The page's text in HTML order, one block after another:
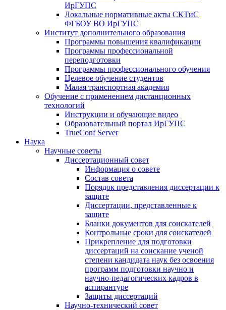
ИрГУПС
Локальные нормативные акты СКТиС
ФГБОУ ВО ИрГУПС
Институт дополнительного образования
Программы повышения квалификации
Программы профессиональной
переподготовки
Программы профессионального обучения
Целевое обучение студентов
Малая транспортная академия
Обучение с применением дистанционных
технологий
Инструкции и обучающие видео
Образовательный портал ИрГУПС
TrueConf Server
Наука
Научные советы
Диссертационный совет
Информация о совете
Состав совета
Порядок представления диссертации к
защите
Диссертации, представленные к
защите
Бланки документов для соискателей
Контрольные сроки для соискателей
Прикрепление для подготовки
диссертаций на соискание ученой
степени кандидата наук без освоения
программ подготовки научно и
научно-педагогических кадров в
аспирантуре
Защиты диссертаций
Научно-технический совет